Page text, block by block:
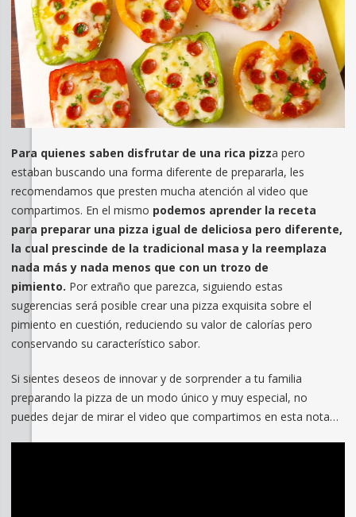
Para quienes saben disfrutar de una rica pizza pero
estaban buscando una forma diferente de prepararla, les
recomendamos que presten mucha atención al video que
compartimos. En el mismo podemos aprender la receta
para preparar una pizza igual de deliciosa pero diferente,
la cual prescinde de la tradicional masa y la reemplaza
nada más y nada menos que con un trozo de
pimiento. Por extraño que parezca, siguiendo estas
sugerencias será posible crear una pizza exquisita sobre el
pimiento en cuestión, reduciendo su valor de calorías pero
conservando su característico sabor.
Si sientes deseos de innovar y de sorprender a tu familia
preparando la pizza de un modo único y muy especial, no
puedes dejar de mirar el video que compartimos en esta nota…